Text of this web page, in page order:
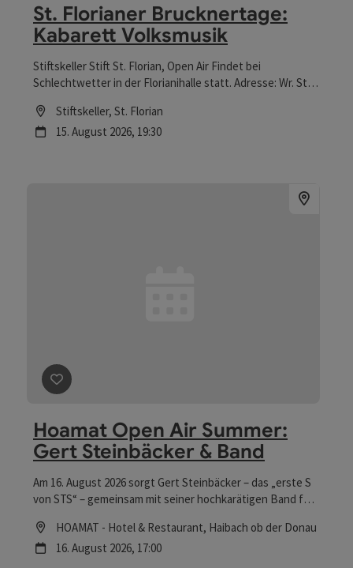
St. Florianer Brucknertage:
Kabarett Volksmusik
Stiftskeller Stift St. Florian, Open Air Findet bei
Schlechtwetter in der Florianihalle statt. Adresse: Wr. Str.
Location
Stiftskeller, St. Florian
Nächster Termin
15. August 2026, 19:30
Beitrag merken
Hoamat Open Air Summer:
Gert Steinbäcker & Band
Am 16. August 2026 sorgt Gert Steinbäcker – das „erste S
von STS“ – gemeinsam mit seiner hochkarätigen Band für
und Kult-Hits. Freue dich auf einen Abend mit legendären
Songs, einzigartiger Atmosphäre und musikalischer
Location
HOAMAT - Hotel & Restaurant, Haibach ob der Donau
Nächster Termin
16. August 2026, 17:00